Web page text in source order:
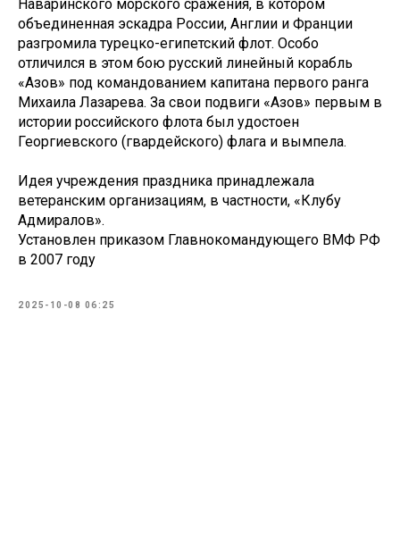
Наваринского морского сражения, в котором
объединенная эскадра России, Англии и Франции
разгромила турецко-египетский флот. Особо
отличился в этом бою русский линейный корабль
«Азов» под командованием капитана первого ранга
Михаила Лазарева. За свои подвиги «Азов» первым в
истории российского флота был удостоен
Георгиевского (гвардейского) флага и вымпела.
Идея учреждения праздника принадлежала
ветеранским организациям, в частности, «Клубу
Адмиралов».
Установлен приказом Главнокомандующего ВМФ РФ
в 2007 году
2025-10-08 06:25